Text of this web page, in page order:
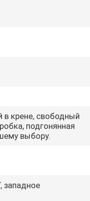
в крене, свободный
подгонянная
выбору.